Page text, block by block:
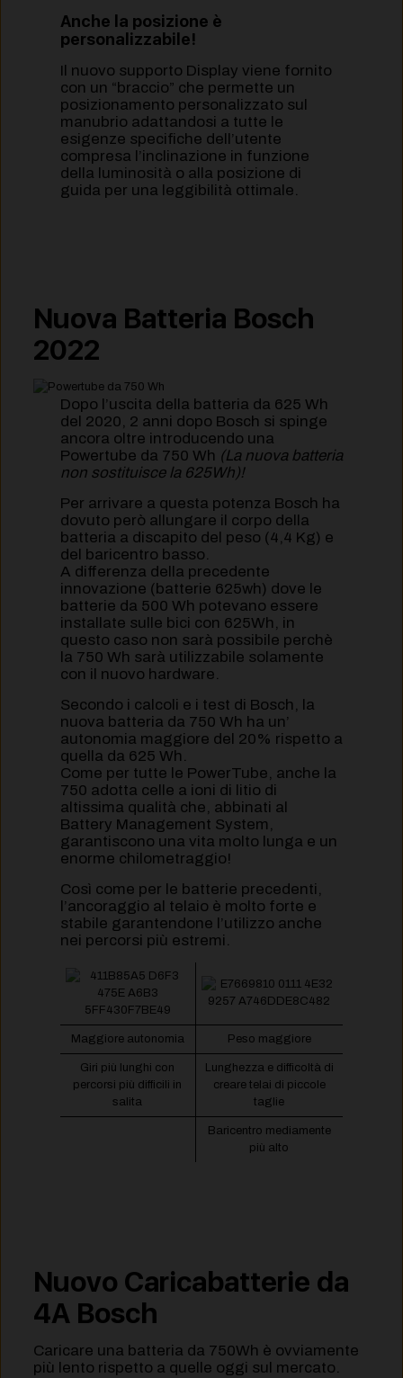
Anche la posizione è
personalizzabile!
Il nuovo supporto Display viene fornito
con un “braccio” che permette un
posizionamento personalizzato sul
manubrio adattandosi a tutte le
esigenze specifiche dell’utente
compresa l’inclinazione in funzione
della luminosità o alla posizione di
guida per una leggibilità ottimale.
Nuova Batteria Bosch
2022
Dopo l’uscita della batteria da 625 Wh
del 2020, 2 anni dopo Bosch si spinge
ancora oltre introducendo una
Powertube da 750 Wh (La nuova batteria
non sostituisce la 625Wh)!
Per arrivare a questa potenza Bosch ha
dovuto però allungare il corpo della
batteria a discapito del peso (4,4 Kg) e
del baricentro basso.
A differenza della precedente
innovazione (batterie 625wh) dove le
batterie da 500 Wh potevano essere
installate sulle bici con 625Wh, in
questo caso non sarà possibile perchè
la 750 Wh sarà utilizzabile solamente
con il nuovo hardware.
Secondo i calcoli e i test di Bosch, la
nuova batteria da 750 Wh ha un’
autonomia maggiore del 20% rispetto a
quella da 625 Wh.
Come per tutte le PowerTube, anche la
750 adotta celle a ioni di litio di
altissima qualità che, abbinati al
Battery Management System,
garantiscono una vita molto lunga e un
enorme chilometraggio!
Così come per le batterie precedenti,
l’ancoraggio al telaio è molto forte e
stabile garantendone l’utilizzo anche
nei percorsi più estremi.
Maggiore autonomia Peso maggiore
Giri più lunghi con
percorsi più difficili in
salita
Lunghezza e difficoltà di
creare telai di piccole
taglie
Baricentro mediamente
più alto
Nuovo Caricabatterie da
4A Bosch
Caricare una batteria da 750Wh è ovviamente
più lento rispetto a quelle oggi sul mercato.